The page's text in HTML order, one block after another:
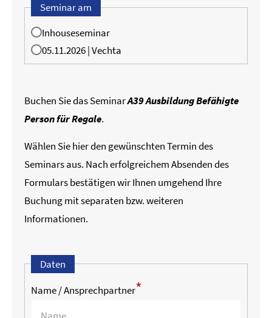
Seminar am
Inhouseseminar
05.11.2026 | Vechta
Buchen Sie das SeminarA39 Ausbildung Befähigte
Person für Regale.
Wählen Sie hier den gewünschten Termin des
Seminars aus. Nach erfolgreichem Absenden des
Formulars bestätigen wir Ihnen umgehend Ihre
Buchung mit separaten bzw. weiteren
Informationen.
Daten
Name / Ansprechpartner*